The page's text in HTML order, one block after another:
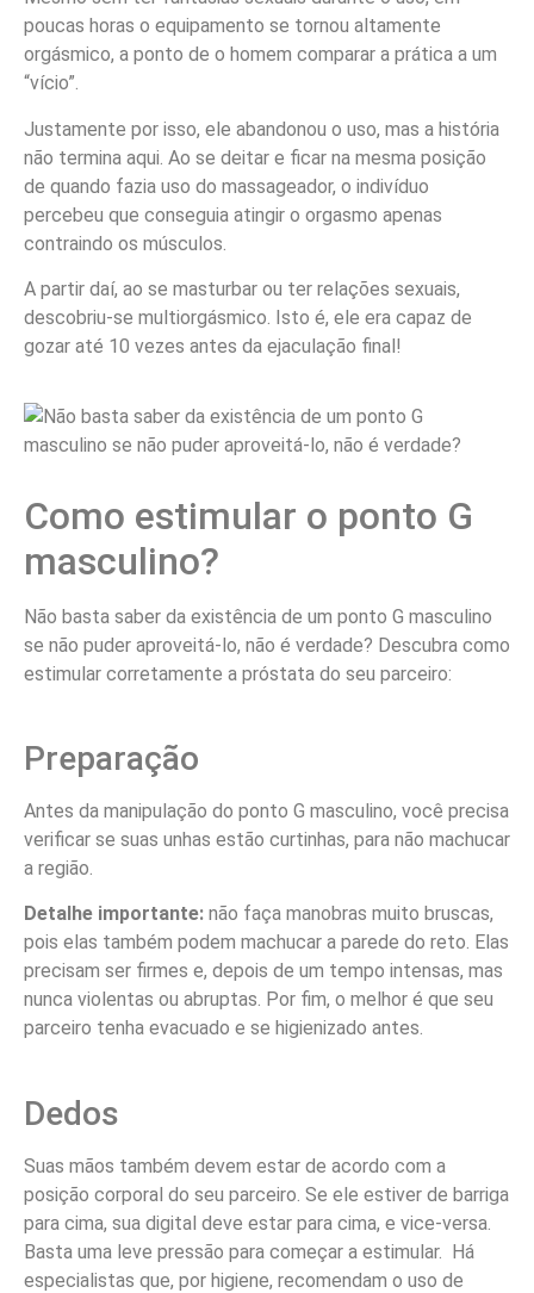
poucas horas o equipamento se tornou altamente
orgásmico, a ponto de o homem comparar a prática a um
“vício”.
Justamente por isso, ele abandonou o uso, mas a história
não termina aqui. Ao se deitar e ficar na mesma posição
de quando fazia uso do massageador, o indivíduo
percebeu que conseguia atingir o orgasmo apenas
contraindo os músculos.
A partir daí, ao se masturbar ou ter relações sexuais,
descobriu-se multiorgásmico. Isto é, ele era capaz de
gozar até 10 vezes antes da ejaculação final!
Como estimular o ponto G
masculino?
Não basta saber da existência de um ponto G masculino
se não puder aproveitá-lo, não é verdade? Descubra como
estimular corretamente a próstata do seu parceiro:
Preparação
Antes da manipulação do ponto G masculino, você precisa
verificar se suas unhas estão curtinhas, para não machucar
a região.
Detalhe importante: não faça manobras muito bruscas,
pois elas também podem machucar a parede do reto. Elas
precisam ser firmes e, depois de um tempo intensas, mas
nunca violentas ou abruptas. Por fim, o melhor é que seu
parceiro tenha evacuado e se higienizado antes.
Dedos
Suas mãos também devem estar de acordo com a
posição corporal do seu parceiro. Se ele estiver de barriga
para cima, sua digital deve estar para cima, e vice-versa.
Basta uma leve pressão para começar a estimular. Há
especialistas que, por higiene, recomendam o uso de